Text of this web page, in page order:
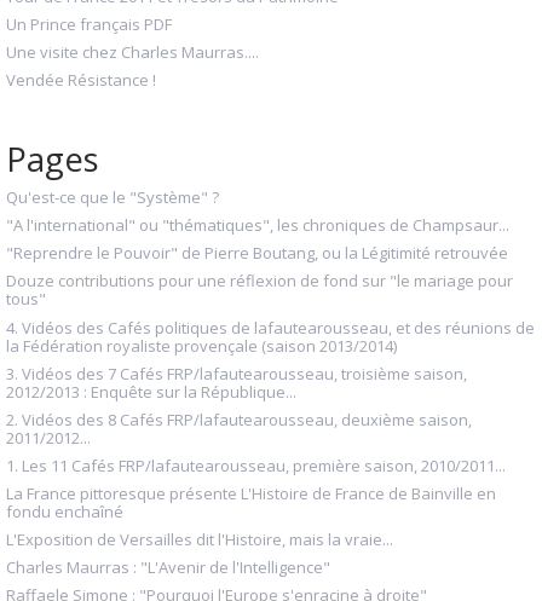
Un Prince français PDF
Une visite chez Charles Maurras....
Vendée Résistance !
Pages
Qu'est-ce que le "Système" ?
"A l'international" ou "thématiques", les chroniques de Champsaur...
"Reprendre le Pouvoir" de Pierre Boutang, ou la Légitimité retrouvée
Douze contributions pour une réflexion de fond sur "le mariage pour
tous"
4. Vidéos des Cafés politiques de lafautearousseau, et des réunions de
la Fédération royaliste provençale (saison 2013/2014)
3. Vidéos des 7 Cafés FRP/lafautearousseau, troisième saison,
2012/2013 : Enquête sur la République...
2. Vidéos des 8 Cafés FRP/lafautearousseau, deuxième saison,
2011/2012...
1. Les 11 Cafés FRP/lafautearousseau, première saison, 2010/2011...
La France pittoresque présente L'Histoire de France de Bainville en
fondu enchaîné
L'Exposition de Versailles dit l'Histoire, mais la vraie...
Charles Maurras : "L'Avenir de l'Intelligence"
Raffaele Simone : "Pourquoi l'Europe s'enracine à droite"